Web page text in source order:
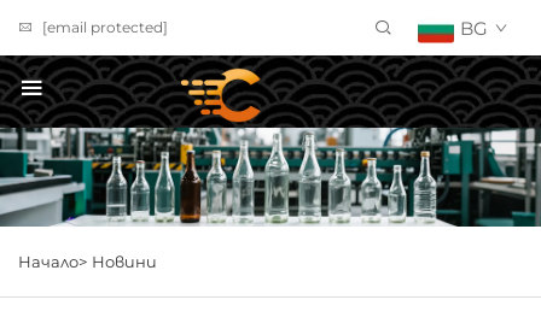
[email protected] BG
ПОЛУЧИ ОФЕРТА
Начало> Новини